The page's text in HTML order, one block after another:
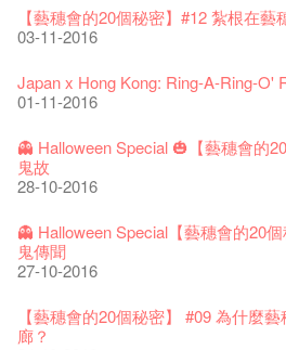
Collaboration
20-09-2022
藝穗好物
09-06-2022
藝穗會40週年展覽 — 回憶及藝術作
13-01-2022
14-12-2021
古宅裡的下午茶 - 初沖
奶庫推出日式午餐
上落單】
30-06-2020
煎茶篇 ——【京都直送宇治茶✈數量
落單】
演出期間須佩戴口罩
22-06-2020
4月21日(星期二)重新開放
16-04-2020
03-04-2020
30-11-2019
17-09-2019
13-08-2019
31-07-2019
那位女士走了
02-07-2019
走向自由
17-06-2019
01-04-2019
25-03-2019
11-03-2019
還未太遲
新年快樂 | 農曆新年開放時間
04-02-2019
青菜沙律 - 也斯
爵士時代大派對@藝穗會
21-08-2018
07-08-2018
Wanted! Full time or Part time
03-05-2018
【藝穗五月·Fringe May】
24-04-2018
WANTED - 項目統籌
12-04-2018
Pop-up Symphonic Artbar
the Fringe Club Gallery is now
of March 29 – 31, 2018.
27-02-2018
煥然一新的藝穗會，大家快來參觀啦
21-02-2018
【招募!】藝穗會導賞員
12-01-2018
《她和他的時間之流》- 現場篇
26-11-2017
24-11-2017
招聘
22-09-2017
21-09-2017
01-09-2017
「創作時如實觀照自己，嚴謹對待，
22-08-2017
【當昌哥架生房碰上藝穗會】
藝穗會—借來的時間 - Metropop
02-06-2017
Colette's Artbar happy hour drinks
藝穗會餐飲招聘
10-04-2017
一分鐘的見聞，足以影響孩子們一生
01-04-2017
Sold Out In 7 Minutes! C.J.Hendry @
21-03-2017
聘請: 藝穗會藝術行政實習生
07-03-2017
【藝穗會的聖誕禮"密"】#1 甚麼是最
【藝穗會的20個秘密】#20
🕵【有獎問答遊戲】又黎喇！
29-11-2016
【藝穗會的20個秘密】#19 主廚Joe
25-11-2016
22-11-2016
【藝穗會的20個秘密】#12 紮根在
03-11-2016
Japan x Hong Kong: Ring-A-Ring-O'
01-11-2016
👻 Halloween Special 🎃【藝穗會的
鬼故
28-10-2016
👻 Halloween Special【藝穗會的20
鬼傳聞
27-10-2016
【藝穗會的20個秘密】 #09 為什麼
廊？